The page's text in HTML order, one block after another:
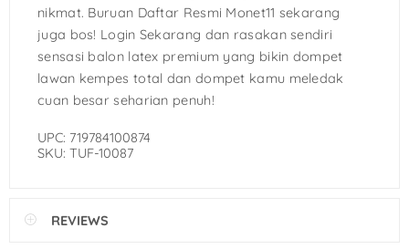
nikmat. Buruan Daftar Resmi Monet11 sekarang
juga bos! Login Sekarang dan rasakan sendiri
sensasi balon latex premium yang bikin dompet
lawan kempes total dan dompet kamu meledak
cuan besar seharian penuh!
UPC: 719784100874
SKU: TUF-10087
REVIEWS